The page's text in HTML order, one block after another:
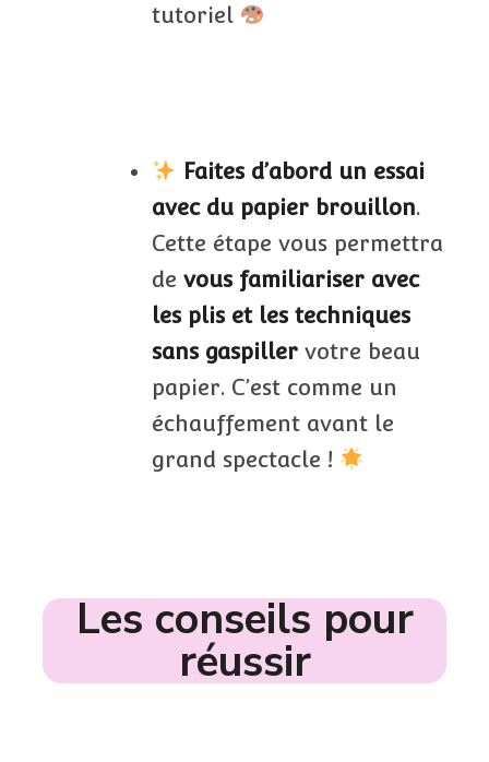
tutoriel
Faites d’abord un essai
avec du papier brouillon.
Cette étape vous permettra
de vous familiariser avec
les plis et les techniques
sans gaspiller votre beau
papier. C’est comme un
échauffement avant le
grand spectacle !
Les conseils pour
réussir